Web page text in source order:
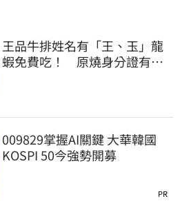
王品牛排姓名有「王、玉」龍
蝦免費吃！ 原燒身分證有
009829掌握AI關鍵 大華韓國
KOSPI 50今強勢開募
PR